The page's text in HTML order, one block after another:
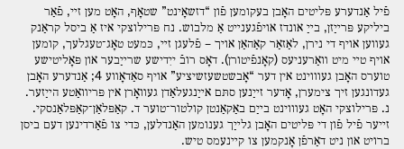
פֿיל אַנדערע פּליטים האָבן בעקומען פֿון “דזשאָינט” שטאָף, האָט מען זײ, פֿאַר
ביליקע פּרײַזן, בײַ אונדז אויפֿגענײט אַ מלבוש. נח פּרילוצקי איז אַ ביסל קראַנק
געװען אויף די נירן, לאַזאַר קאַהאַן אויך – פֿלעגן זײ, כּמעט טאָג־טעגלעך, קומען
אויף טײ מיט װאַרעניעס (קאָנפֿיטורן). דאָס רובֿ ייִדישע שרײַבער און פּאָליטישע
טוערס האָבן געװוינט אין דער “אָבשטשעזשיציע” אויף סאַדאָװע 4; אַנדערע האָבן
געדונגען זיך צימערן, אָדער זײַנען סתּם אײַנגעלאַדן געװאָרן אין פּריװאַטע הײַזער.
נ. פּרילוצקי האָט געװוינט בײַם באַקאַנטן קולטור־טוער ד. קאַפּלאַן־קאַפּלאַנסקי.
זײער פֿיל פֿון די פּליטים האָבן גלײַך גענומען האַנדלען, כּדי צו פֿאַרדינען דעם ביסן
ברויט און ניט דאַרפֿן אָנקמען צו קײנעמס טיש.